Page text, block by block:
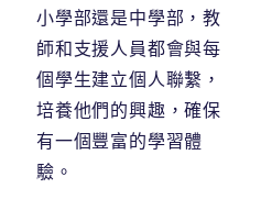
小學部還是中學部，教
師和支援人員都會與每
個學生建立個人聯繫，
培養他們的興趣，確保
有一個豐富的學習體
驗。